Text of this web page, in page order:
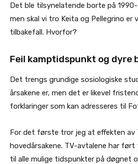
Det ble tilsynelatende borte på
men skal vi tro Keita og Pellegrino er
tilbakefall. Hvorfor?
Feil kamptidspunkt og dyre
Det trengs grundige sosiologiske
årsakene er, men det er likevel
forklaringer som kan adresseres til
For det første tror jeg at effekten av
hovedårsakene. TV-avtalene har
til alle mulige tidspunkter på døgnet